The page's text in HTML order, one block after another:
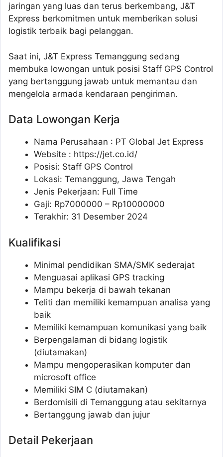
jaringan yang luas dan terus berkembang, J&T
Express berkomitmen untuk memberikan solusi
logistik terbaik bagi pelanggan.
Saat ini, J&T Express Temanggung sedang
membuka lowongan untuk posisi Staff GPS Control
yang bertanggung jawab untuk memantau dan
mengelola armada kendaraan pengiriman.
Data Lowongan Kerja
Nama Perusahaan : PT Global Jet Express
Website : https://jet.co.id/
Posisi: Staff GPS Control
Lokasi: Temanggung, Jawa Tengah
Jenis Pekerjaan: Full Time
Gaji: Rp7000000 – Rp10000000
Terakhir: 31 Desember 2024
Kualifikasi
Minimal pendidikan SMA/SMK sederajat
Menguasai aplikasi GPS tracking
Mampu bekerja di bawah tekanan
Teliti dan memiliki kemampuan analisa yang
baik
Memiliki kemampuan komunikasi yang baik
Berpengalaman di bidang logistik
(diutamakan)
Mampu mengoperasikan komputer dan
microsoft office
Memiliki SIM C (diutamakan)
Berdomisili di Temanggung atau sekitarnya
Bertanggung jawab dan jujur
Detail Pekerjaan